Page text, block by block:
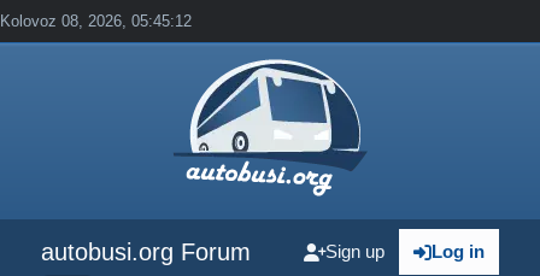
Kolovoz 08, 2026, 05:45:12
autobusi.org Forum Log in
Sign up